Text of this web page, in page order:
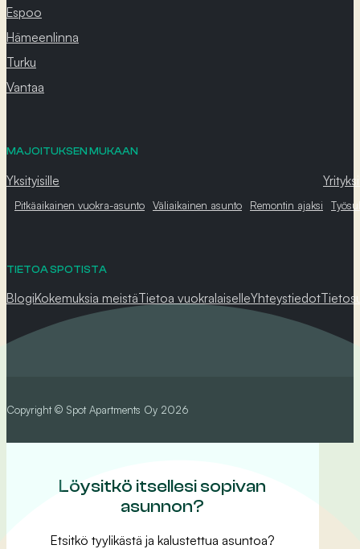
Espoo
Hämeenlinna
Turku
Vantaa
MAJOITUKSEN MUKAAN
Yksityisille
Pitkäaikainen vuokra-asunto Väliaikainen asunto Remontin ajaksi
TIETOA SPOTISTA
BlogiKokemuksia meistäTietoa vuokralaiselleYhteystiedot
Copyright © Spot Apartments Oy 2026
Löysitkö itsellesi sopivan
asunnon?
Etsitkö tyylikästä ja kalustettua asuntoa?